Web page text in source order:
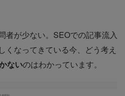
者が少ない。SEOでの記事流入
くなってきている今、どう考え
ないのはわかっています。